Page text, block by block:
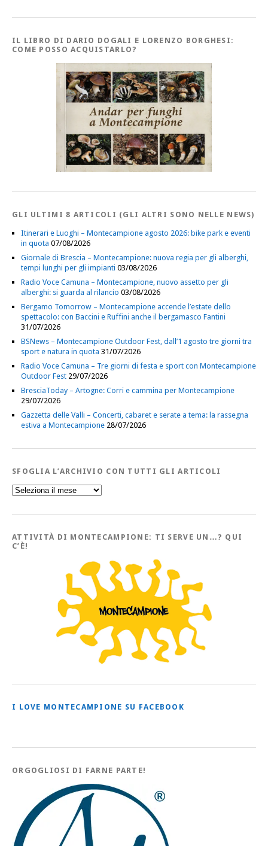
IL LIBRO DI DARIO DOGALI E LORENZO BORGHESI:
COME POSSO ACQUISTARLO?
GLI ULTIMI 8 ARTICOLI (GLI ALTRI SONO NELLE NEWS)
Itinerari e Luoghi – Montecampione agosto 2026: bike park e eventi
in quota 07/08/2026
Giornale di Brescia – Montecampione: nuova regia per gli alberghi,
tempi lunghi per gli impianti 03/08/2026
Radio Voce Camuna – Montecampione, nuovo assetto per gli
alberghi: si guarda al rilancio 03/08/2026
Bergamo Tomorrow – Montecampione accende l’estate dello
spettacolo: con Baccini e Ruffini anche il bergamasco Fantini
31/07/2026
BSNews – Montecampione Outdoor Fest, dall’1 agosto tre giorni tra
sport e natura in quota 31/07/2026
Radio Voce Camuna – Tre giorni di festa e sport con Montecampione
Outdoor Fest 29/07/2026
BresciaToday – Artogne: Corri e cammina per Montecampione
29/07/2026
Gazzetta delle Valli – Concerti, cabaret e serate a tema: la rassegna
estiva a Montecampione 28/07/2026
SFOGLIA L’ARCHIVIO CON TUTTI GLI ARTICOLI
Sfoglia
l’Archivio
tutti
Articoli
ATTIVITÀ DI MONTECAMPIONE: TI SERVE UN…? QUI
C’È!
I LOVE MONTECAMPIONE SU FACEBOOK
ORGOGLIOSI DI FARNE PARTE!